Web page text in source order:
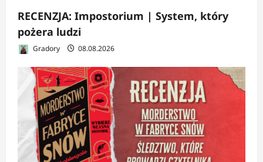
RECENZJA: Impostorium | System, który
pożera ludzi
Gradory 08.08.2026